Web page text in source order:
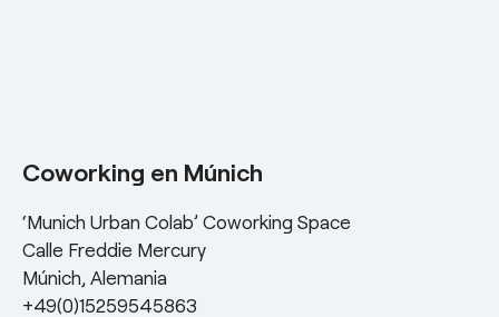
Coworking en Múnich
‘Munich Urban Colab’ Coworking Space
Calle Freddie Mercury
Múnich, Alemania
+49(0)15259545863